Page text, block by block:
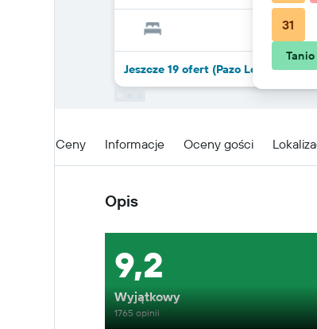
Jeszcze 19 ofert (Pazo Los Escudos
Ceny Informacje Oceny gości
Opis
9,2
Wyjątkowy
1765 opinii
31
Tanio